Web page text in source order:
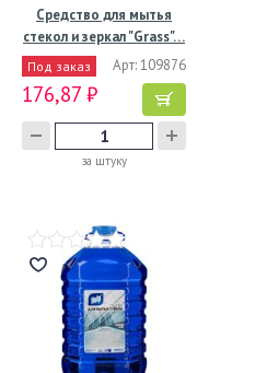
Средство для мытья
стекол и зеркал "Grass"…
Под заказ Арт: 109876
176,87 ₽
за штуку